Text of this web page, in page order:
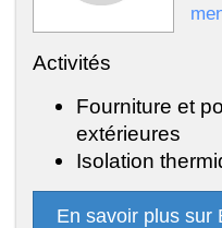
Activités
Fourniture et
extérieures
Isolation
En savoir plus sur